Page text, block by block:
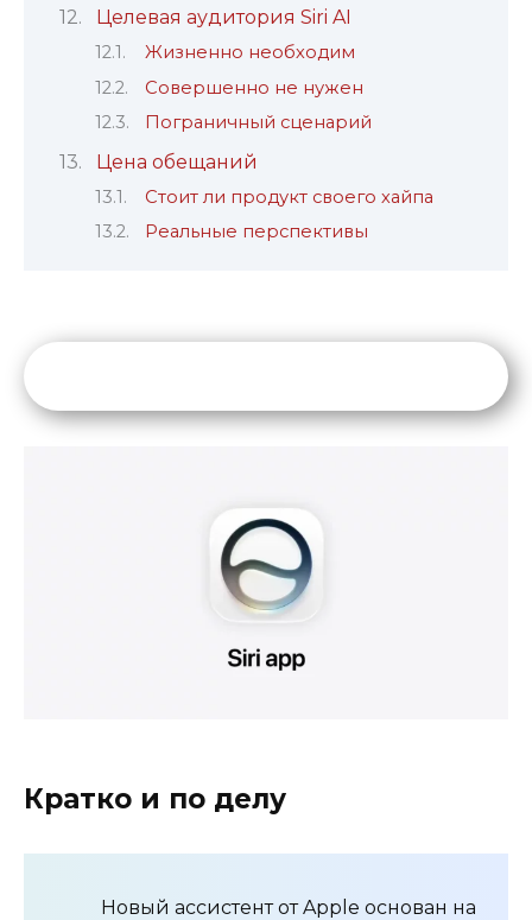
Целевая аудитория Siri AI
Жизненно необходим
Совершенно не нужен
Пограничный сценарий
Цена обещаний
Стоит ли продукт своего хайпа
Реальные перспективы
Кратко и по делу
Новый ассистент от Apple основан на